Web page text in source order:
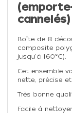
cannelés)
Boîte de 8
composite
jusqu'à 160°C).
Cet ensemble
nette, précise et
Très bonne
Facile à